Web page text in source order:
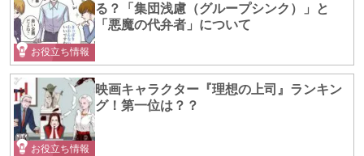
お役立ち情報
る？「集団浅慮（グループシンク）」と
「悪魔の代弁者」について
お役立ち情報
映画キャラクター『理想の上司』ランキン
グ！第一位は？？